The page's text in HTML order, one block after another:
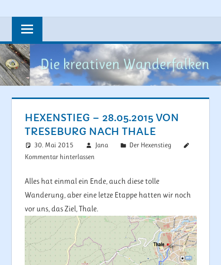
springen
DIE
KREATIVEN
Steine,
Wandern,
fahren
und
vieles
HEXENSTIEG – 28.05.2015 VON
TRESEBURG NACH THALE
30. Mai 2015 Jana
Der Hexenstieg
Kommentar hinterlassen
Alles hat einmal ein Ende, auch diese tolle
Wanderung, aber eine letze Etappe hatten wir noch
vor uns, das Ziel, Thale.